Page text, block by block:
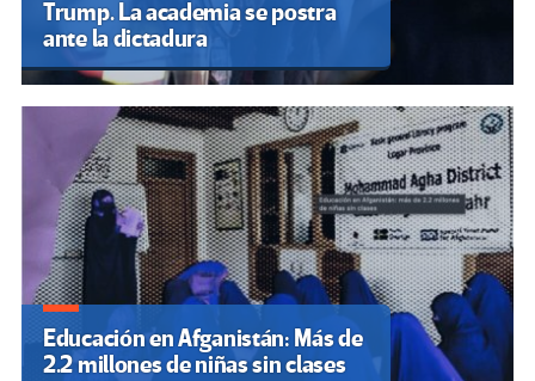
Trump. La academia se postra
ante la dictadura
Educación en Afganistán: Más de
2.2 millones de niñas sin clases